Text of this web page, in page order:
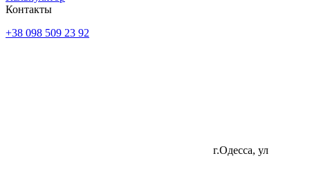
Контакты
+38 098 509 23 92
г.Одесса, ул